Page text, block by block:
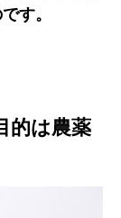
す。
的は農薬